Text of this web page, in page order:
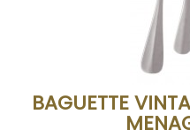
BAGUETTE